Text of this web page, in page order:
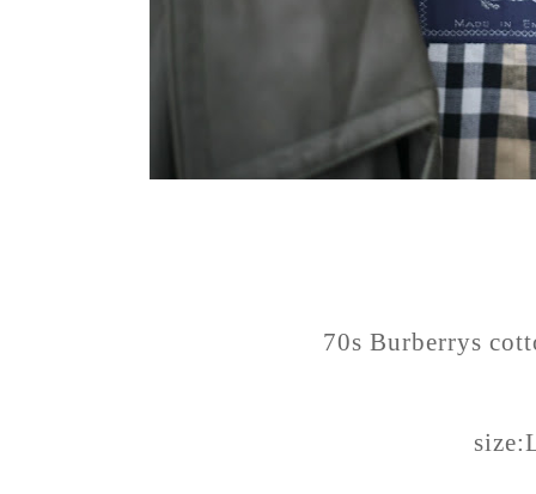
70s Burberrys